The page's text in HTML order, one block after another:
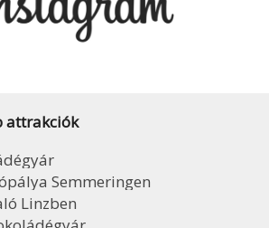
attrakciók
Semmeringen
Linzben